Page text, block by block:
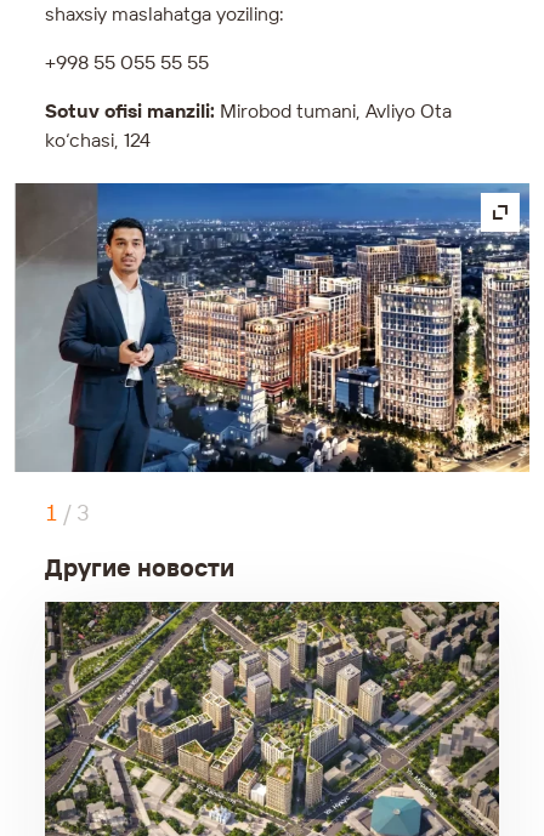
shaxsiy maslahatga yoziling:
+998 55 055 55 55
Sotuv ofisi manzili: Mirobod tumani, Avliyo Ota
ko‘chasi, 124
1 / 3
Другие новости